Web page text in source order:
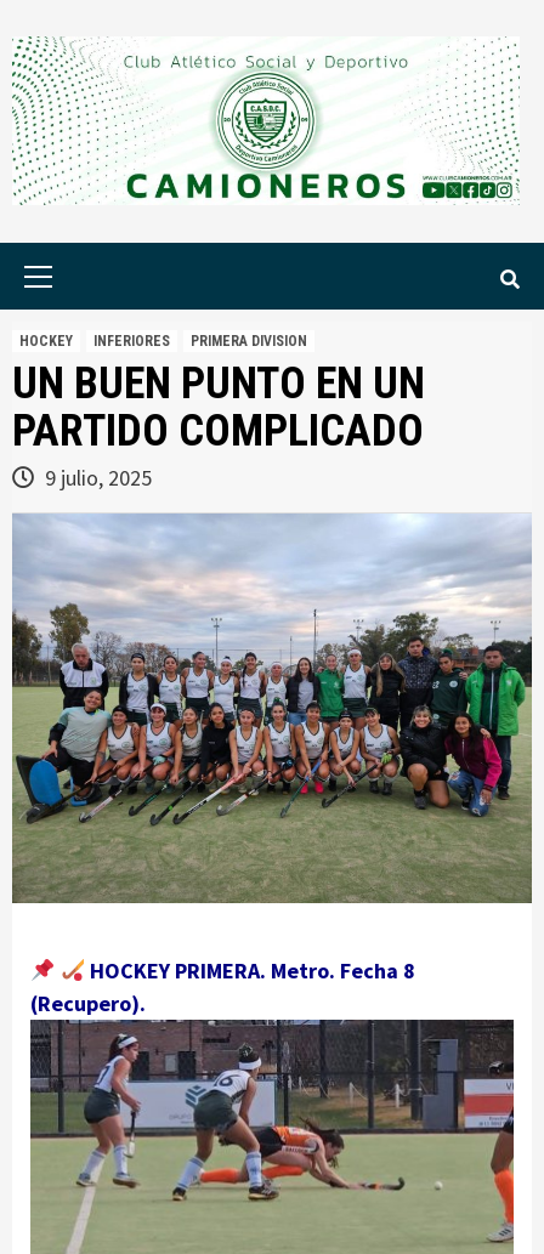
al
contenido
HOCKEY INFERIORES PRIMERA DIVISION
UN BUEN PUNTO EN UN
PARTIDO COMPLICADO
9 julio, 2025
HOCKEY PRIMERA. Metro. Fecha 8
(Recupero).